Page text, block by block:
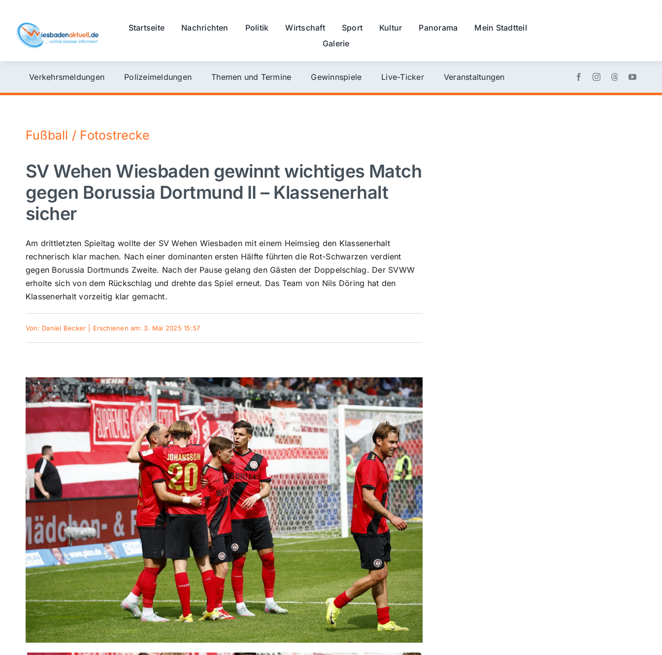
content
Startseite Nachrichten Politik Wirtschaft Sport Kultur Panorama
Mein Stadtteil
Galerie
Verkehrsmeldungen Polizeimeldungen Themen und Termine Gewinnspiele Live-Ticker Veranstaltungen
Fußball / Fotostrecke
SV Wehen Wiesbaden gewinnt wichtiges Match
gegen Borussia Dortmund II – Klassenerhalt
sicher
Am drittletzten Spieltag wollte der SV Wehen Wiesbaden mit einem Heimsieg den Klassenerhalt
rechnerisch klar machen. Nach einer dominanten ersten Hälfte führten die Rot-Schwarzen verdient
gegen Borussia Dortmunds Zweite. Nach der Pause gelang den Gästen der Doppelschlag. Der SVWW
erholte sich von dem Rückschlag und drehte das Spiel erneut. Das Team von Nils Döring hat den
Klassenerhalt vorzeitig klar gemacht.
Von: Daniel Becker Erschienen am: 3. Mai 2025 15:57